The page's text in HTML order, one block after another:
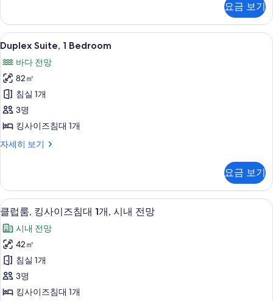
시
내
전
망
사
진
모
두
보
글
침
대
개,
시
내
전
망
자
세
히
요금 보기
Duplex
Suite,
1
Bedroom
사
진
모
두
12
Duplex Suite, 1 Bedroom
바다 전망
82㎡
침실 1개
3명
킹사이즈침대 1개
자세히 보기
Duplex
자
세
히
기
요금 보기
클
럽
룸,
킹
사
이
고급 침구, 오리/거위털 이불, 필로우
12
클럽룸, 킹사이즈침대 1개, 시내 전망
시내 전망
42㎡
침실 1개
3명
킹사이즈침대 1개